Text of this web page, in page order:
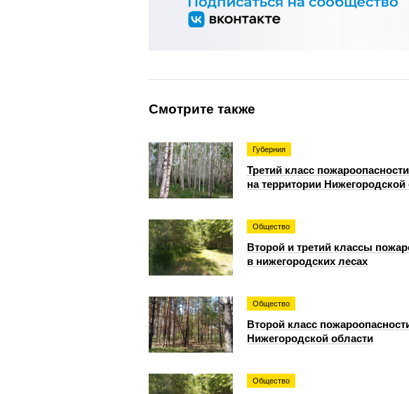
Смотрите также
Губерния
Третий класс
на территории Нижегородской
Общество
Второй и третий классы
в нижегородских лесах
Общество
Второй класс
Нижегородской области
Общество